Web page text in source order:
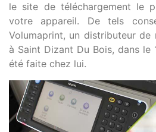
le site de téléchargement le
votre appareil. De tels
Volumaprint, un distributeur de
à Saint Dizant Du Bois, dans le
été faite chez lui.